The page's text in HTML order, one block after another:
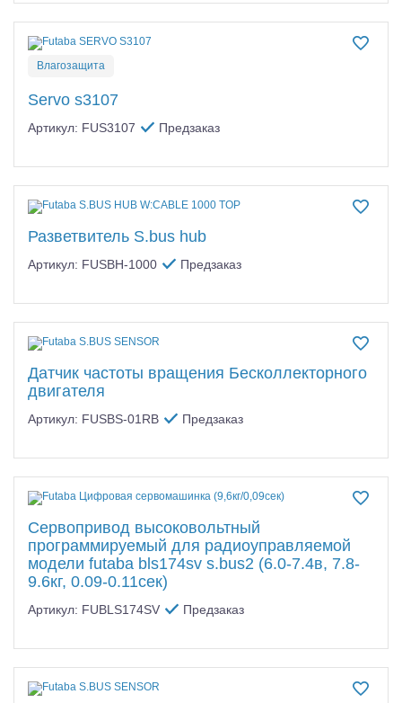
Влагозащита
Servo s3107
Артикул: FUS3107 Предзаказ
Разветвитель S.bus hub
Артикул: FUSBH-1000 Предзаказ
Датчик частоты вращения Бесколлекторного
двигателя
Артикул: FUSBS-01RB Предзаказ
Сервопривод высоковольтный
программируемый для радиоуправляемой
модели futaba bls174sv s.bus2 (6.0-7.4в, 7.8-
9.6кг, 0.09-0.11сек)
Артикул: FUBLS174SV Предзаказ